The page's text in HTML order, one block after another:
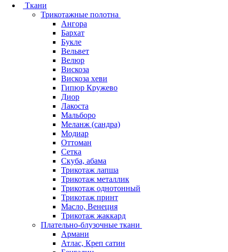
Ткани
Трикотажные полотна
Ангора
Бархат
Букле
Вельвет
Велюр
Вискоза
Вискоза хеви
Гипюр Кружево
Диор
Лакоста
Мальборо
Меланж (сандра)
Модиар
Оттоман
Сетка
Скуба, абама
Трикотаж лапша
Трикотаж металлик
Трикотаж однотонный
Трикотаж принт
Масло, Венеция
Трикотаж жаккард
Плательно-блузочные ткани
Армани
Атлас, Креп сатин